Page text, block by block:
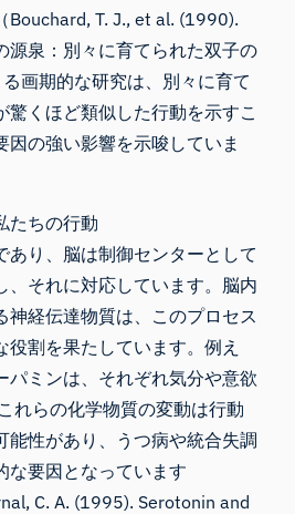
Bouchard, T. J., et al. (1990).
源泉：別々に育てられた双子の
画期的な研究は、別々に育て
驚くほど類似した行動を示すこ
因の強い影響を示唆していま
たちの行動
あり、脳は制御センターとして
、それに対応しています。脳内
神経伝達物質は、このプロセス
役割を果たしています。例え
パミンは、それぞれ気分や意欲
れらの化学物質の変動は行動
能性があり、うつ病や統合失調
な要因となっています
C. A. (1995). Serotonin and